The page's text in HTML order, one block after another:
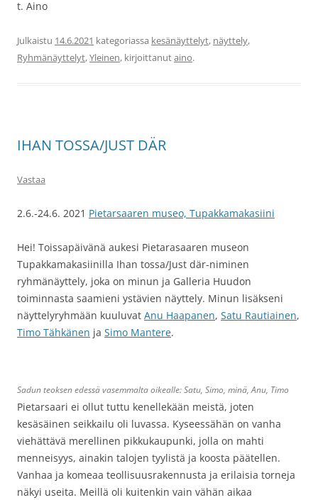
t. Aino
Julkaistu 14.6.2021 kategoriassa kesänäyttelyt, näyttely,
Ryhmänäyttelyt,Yleinen, kirjoittanutaino.
IHAN TOSSA/JUST DÄR
Vastaa
2.6.-24.6. 2021 Pietarsaaren museo, Tupakkamakasiini
Hei! Toissapäivänä aukesi Pietarasaaren museon
Tupakkamakasiinilla Ihan tossa/Just där-niminen
ryhmänäyttely, joka on minun ja Galleria Huudon
toiminnasta saamieni ystävien näyttely. Minun lisäkseni
näyttelyryhmään kuuluvat Anu Haapanen, Satu Rautiainen,
Timo Tähkänen ja Simo Mantere.
Sadun teoksen edessä vasemmalta oikealle: Satu, Simo, minä, Anu, Timo
Pietarsaari ei ollut tuttu kenellekään meistä, joten
kesäsäinen seikkailu oli luvassa. Kyseessähän on vanha
viehättävä merellinen pikkukaupunki, jolla on mahti
menneisyys, ainakin talojen tyylistä ja koosta päätellen.
Vanhaa ja komeaa teollisuusrakennusta ja erilaisia torneja
näkyi useita. Meillä oli kuitenkin vain vähän aikaa